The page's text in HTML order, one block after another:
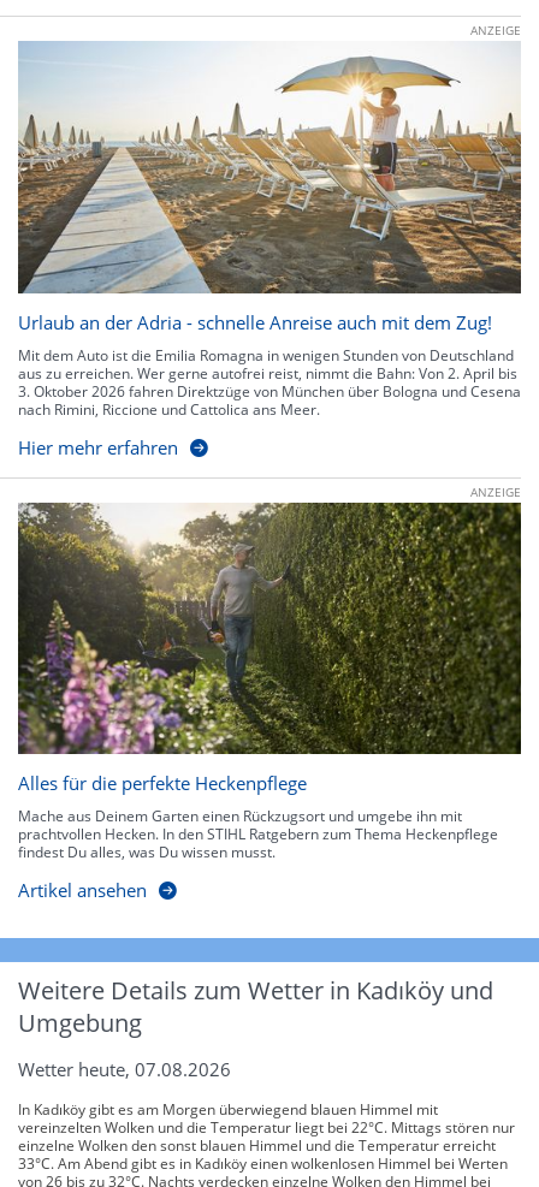
ANZEIGE
Urlaub an der Adria - schnelle Anreise auch mit dem Zug!
Mit dem Auto ist die Emilia Romagna in wenigen Stunden von Deutschland
aus zu erreichen. Wer gerne autofrei reist, nimmt die Bahn: Von 2. April bis
3. Oktober 2026 fahren Direktzüge von München über Bologna und Cesena
nach Rimini, Riccione und Cattolica ans Meer.
Hier mehr erfahren
ANZEIGE
Alles für die perfekte Heckenpflege
Mache aus Deinem Garten einen Rückzugsort und umgebe ihn mit
prachtvollen Hecken. In den STIHL Ratgebern zum Thema Heckenpflege
findest Du alles, was Du wissen musst.
Artikel ansehen
Weitere Details zum Wetter in Kadıköy und
Umgebung
Wetter heute, 07.08.2026
In Kadıköy gibt es am Morgen überwiegend blauen Himmel mit
vereinzelten Wolken und die Temperatur liegt bei 22°C. Mittags stören nur
einzelne Wolken den sonst blauen Himmel und die Temperatur erreicht
33°C. Am Abend gibt es in Kadıköy einen wolkenlosen Himmel bei Werten
von 26 bis zu 32°C. Nachts verdecken einzelne Wolken den Himmel bei